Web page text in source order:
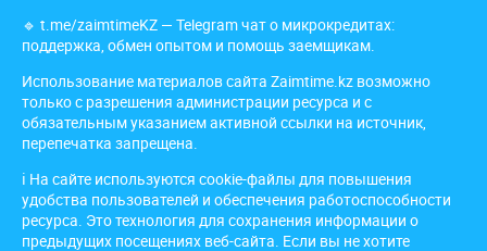
🔹 t.me/zaimtimeKZ — Telegram чат о микрокредитах:
поддержка, обмен опытом и помощь заемщикам.
Использование материалов сайта Zaimtime.kz возможно
только с разрешения администрации ресурса и с
обязательным указанием активной ссылки на источник,
перепечатка запрещена.
ℹ️ На сайте используются cookie-файлы для повышения
удобства пользователей и обеспечения работоспособности
ресурса. Это технология для сохранения информации о
предыдущих посещениях веб-сайта. Если вы не хотите